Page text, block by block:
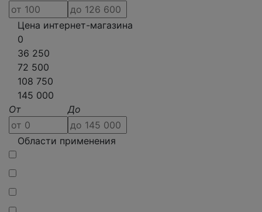
Цена интернет-магазина
0
36 250
72 500
108 750
145 000
От
До
Области применения